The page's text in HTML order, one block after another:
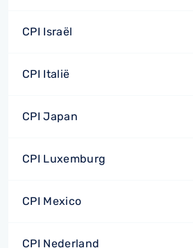
CPI Israël
CPI Italië
CPI Japan
CPI Luxemburg
CPI Mexico
CPI Nederland